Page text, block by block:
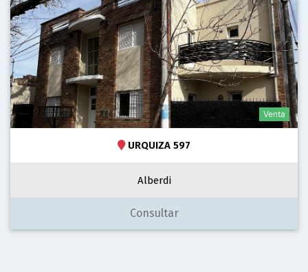
Venta
URQUIZA 597
Alberdi
Consultar